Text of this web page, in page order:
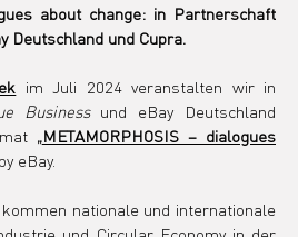
about change: in Partnerschaft
Deutschland und Cupra.
im Juli 2024 veranstalten wir in
Business und eBay Deutschland
„METAMORPHOSIS – dialogues
eBay.
nationale und internationale